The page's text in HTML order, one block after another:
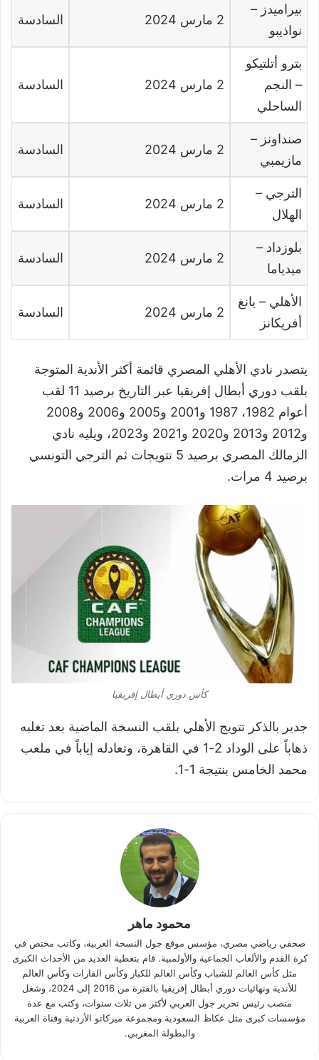
بيراميدز –
نواذيبو
2 مارس السادسة
بترو أتلتيكو
– النجم
الساحلي
2 مارس السادسة
صنداونز–
مازيمبي
2 مارس السادسة
الترجي –
الهلال
2 مارس السادسة
بلوزداد –
ميدياما
2 مارس السادسة
الأهلي – يانغ
أفريكانز
2 مارس السادسة
يتصدر نادي الأهلي المصري قائمة أكثر الأندية المتوجة
بلقب دوري أبطال إفريقيا عبر التاريخ برصيد 11 لقب
أعوام 1982، 1987 و2001 و2005 و2006 و2008
و2012 و2013 و2020 و2021 و2023، ويليه نادي
الزمالك المصري برصيد 5 تتويجات ثم الترجي التونسي
برصيد 4 مرات.
كأس دوري أبطال إفريقيا
جدير بالذكر تتويج الأهلي بلقب النسخة الماضية بعد تغلبه
ذهاباً على الوداد 2-1 في القاهرة، وتعادله إياباً في ملعب
محمد الخامس بنتيجة 1-1.
محمود ماهر
صحفي رياضي مصري، مؤسس موقع جول النسخة العربية، وكاتب مختص في
كرة القدم والألعاب الجماعية والأولمبية. قام بتغطية العديد من الأحداث الكبرى
مثل كأس العالم للشباب وكأس العالم للكبار وكأس القارات وكأس العالم
للأندية ونهائيات دوري أبطال إفريقيا بالفترة من 2016 إلى 2024، وشغل
منصب رئيس تحرير جول العربي لأكثر من ثلاث سنوات، وكتب مع عدة
مؤسسات كبرى مثل عكاظ السعودية ومجموعة ميركاتو الأردنية وقناة العربية
والبطولة المغربي.